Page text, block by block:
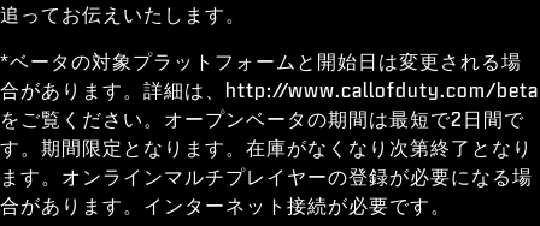
追ってお伝えいたします。
*ベータの対象プラットフォームと開始日は変更される場
合があります。詳細は、http://www.callofduty.com/beta
をご覧ください。オープンベータの期間は最短で2日間で
す。期間限定となります。在庫がなくなり次第終了となり
ます。オンラインマルチプレイヤーの登録が必要になる場
合があります。インターネット接続が必要です。